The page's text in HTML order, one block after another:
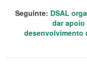
Seguinte: DSAL
dar
desenvolvimento